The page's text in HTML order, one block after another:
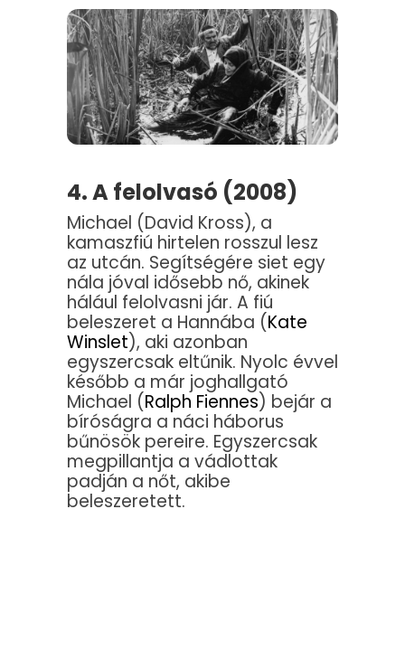
4. A felolvasó (2008)
Michael (David Kross), a
kamaszfiú hirtelen rosszul lesz
az utcán. Segítségére siet egy
nála jóval idősebb nő, akinek
hálául felolvasni jár. A fiú
beleszeret a Hannába (Kate
Winslet), aki azonban
egyszercsak eltűnik. Nyolc évvel
később a már joghallgató
Michael (Ralph Fiennes) bejár a
bíróságra a náci háborus
bűnösök pereire. Egyszercsak
megpillantja a vádlottak
padján a nőt, akibe
beleszeretett.